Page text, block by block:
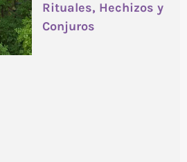
Rituales, Hechizos y
Conjuros